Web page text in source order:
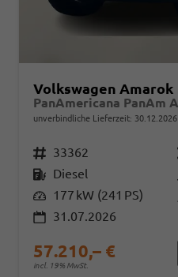
Volkswagen Amarok
unverbindliche Lieferzeit: 30.12.2026
Fahrzeugnr. 33362
Kraftstoff Diesel
Leistung 177 kW (241 PS)
31.07.2026
57.210,– €
incl. 19% MwSt.